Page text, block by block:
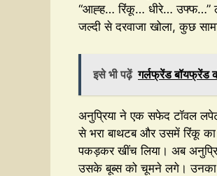
“आह्ह… रिंकू… धीरे… उफ्फ…”
जल्दी से दरवाजा खोला, कुछ
इसे भी पढ़ें गर्लफ्रेंड
अनुप्रिया ने एक सफेद टॉवल
से भरा बाथटब और उसमें रिंकू
पकड़कर खींच लिया। अब
उसके बूब्स को चूमने लगे। उनका